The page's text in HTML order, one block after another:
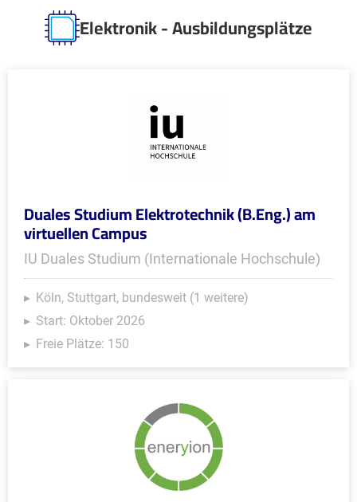
Elektronik - Ausbildungsplätze
Duales Studium Elektrotechnik (B.Eng.) am
virtuellen Campus
IU Duales Studium (Internationale Hochschule)
Köln, Stuttgart, bundesweit (1 weitere)
Start: Oktober 2026
Freie Plätze: 150